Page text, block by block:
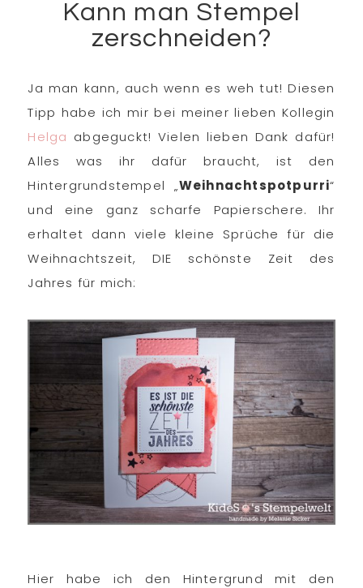
Kann man Stempel
zerschneiden?
Ja man kann, auch wenn es weh tut! Diesen
Tipp habe ich mir bei meiner lieben Kollegin
Helga abgeguckt! Vielen lieben Dank dafür!
Alles was ihr dafür braucht, ist den
Hintergrundstempel „Weihnachtspotpurri“
und eine ganz scharfe Papierschere. Ihr
erhaltet dann viele kleine Sprüche für die
Weihnachtszeit, DIE schönste Zeit des
Jahres für mich:
Hier habe ich den Hintergrund mit den